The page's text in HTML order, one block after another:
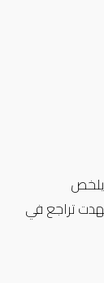
يلخص
تراجع في